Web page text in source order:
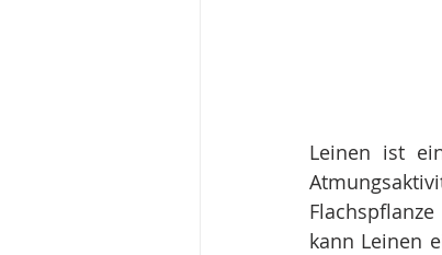
Leinen ist
kann Leinen